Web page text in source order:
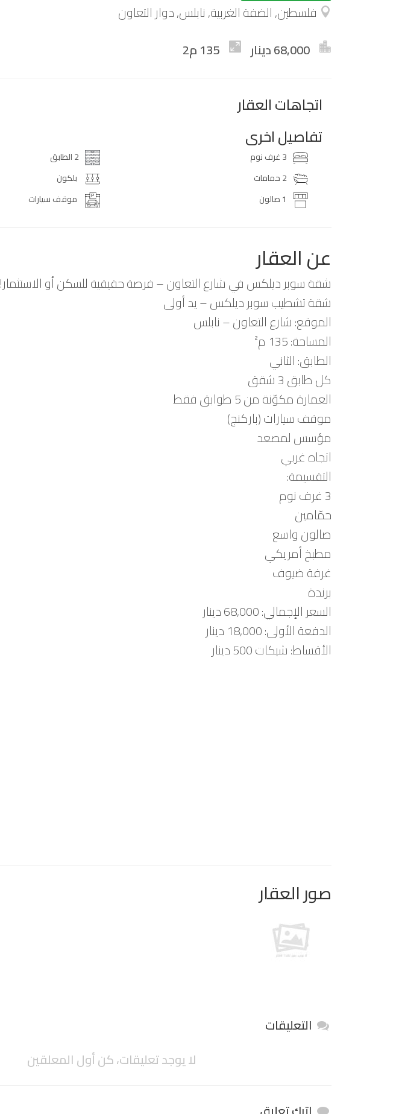
فلسطين, الضفة الغربية, نابلس, دوار التعاون
68,000 دينار
135 م2
اتجاهات العقار
تفاصيل اخرى
3 غرف نوم
2 حمامات
1 صالون
2 الطابق
بلكون
موقف سيارات
عن العقار
شقة سوبر ديلكس في شارع التعاون – فرصة حقيقية للسكن أو الاستثمار!
شقة تشطيب سوبر ديلكس – يد أولى
الموقع: شارع التعاون – نابلس
المساحة: 135 م²
الطابق: الثاني
كل طابق 3 شقق
العمارة مكوّنة من 5 طوابق فقط
موقف سيارات (باركنج)
مؤسس لمصعد
اتجاه غربي
التقسيمة:
3 غرف نوم
حمّامين
صالون واسع
مطبخ أمريكي
غرفة ضيوف
برندة
السعر الإجمالي: 68,000 دينار
الدفعة الأولى: 18,000 دينار
الأقساط: شيكات 500 دينار
صور العقار
التعليقات
لا يوجد تعليقات، كن أول المعلقين